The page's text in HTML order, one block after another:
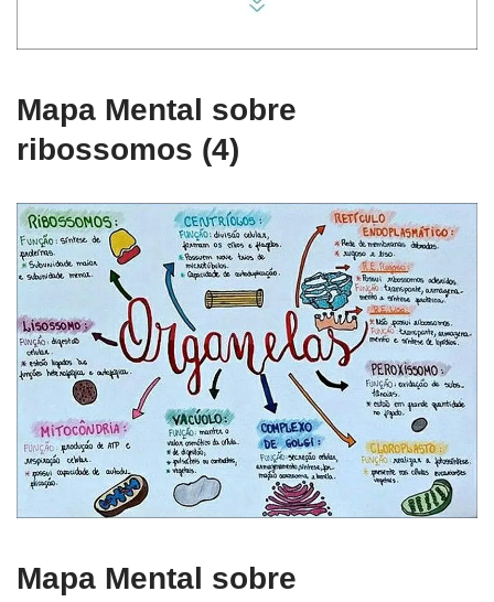
Mapa Mental sobre
ribossomos (4)
Mapa Mental sobre